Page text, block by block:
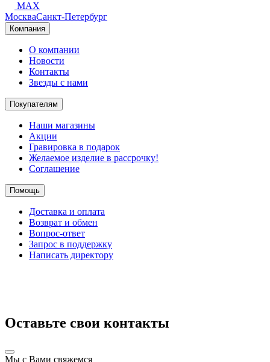
MAX
МоскваСанкт-Петербург
Компания
О компании
Новости
Контакты
Звезды с нами
Покупателям
Наши магазины
Акции
Гравировка в подарок
Желаемое изделие в рассрочку!
Соглашение
Помощь
Доставка и оплата
Возврат и обмен
Вопрос-ответ
Запрос в поддержку
Написать директору
Оставьте свои контакты
Мы с Вами свяжемся